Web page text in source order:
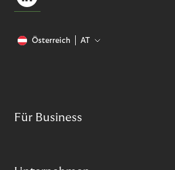
Österreich AT
Für Business